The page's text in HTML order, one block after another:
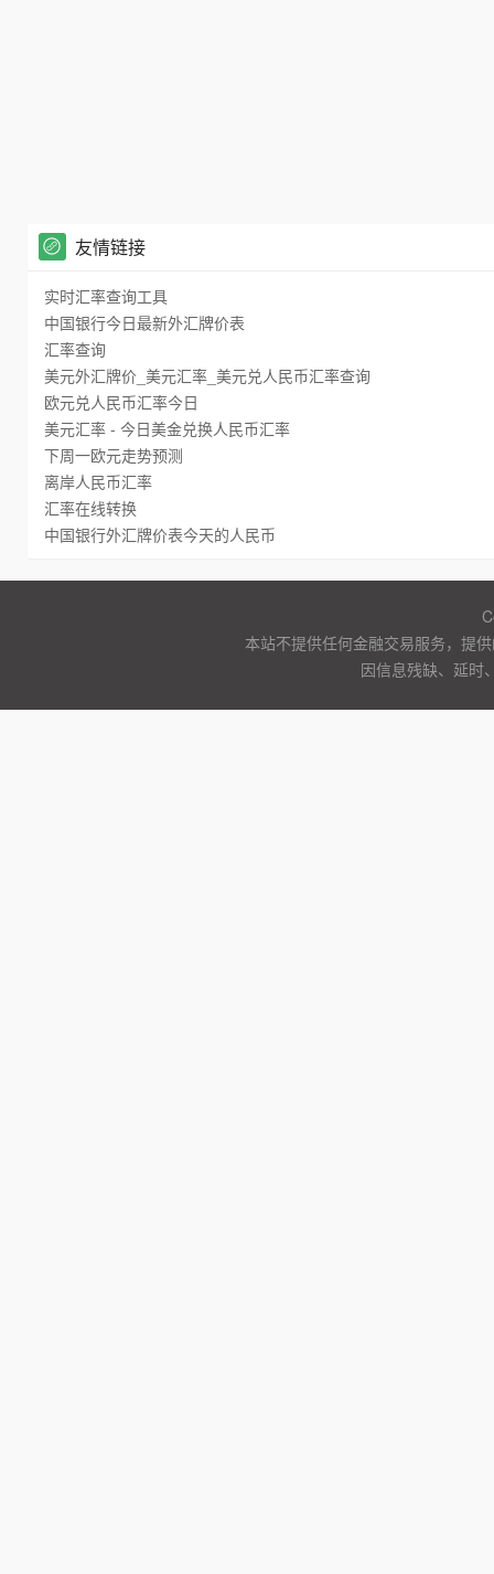
友情链接
实时汇率查询工具
中国银行今日最新外汇牌价表
汇率查询
美元外汇牌价_美元汇率_美元兑人民币汇率查询
欧元兑人民币汇率今日
美元汇率 - 今日美金兑换人民币汇率
下周一欧元走势预测
离岸人民币汇率
汇率在线转换
中国银行外汇牌价表今天的人民币
本站不提供任何金融交易服务，提
因信息残缺、延时